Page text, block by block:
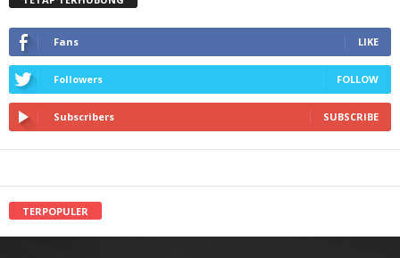
Fans LIKE
Followers FOLLOW
Subscribers SUBSCRIBE
TERPOPULER